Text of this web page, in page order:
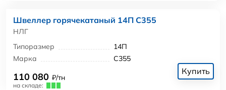
Швеллер горячекатаный 14П С355
НЛГ
Типоразмер
14П
Марка
С355
110 080 ₽/тн
на складе:
Купить